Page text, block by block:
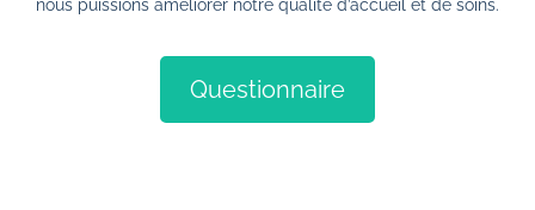
nous puissions améliorer notre qualité d’accueil et de soins.
Questionnaire